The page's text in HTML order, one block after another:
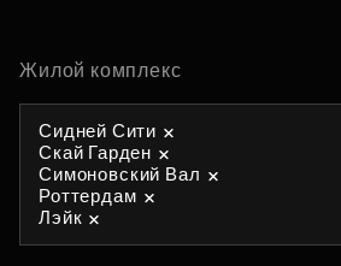
Жилой комплекс
Сидней Сити
Скай Гарден
Симоновский Вал
Роттердам
Лэйк